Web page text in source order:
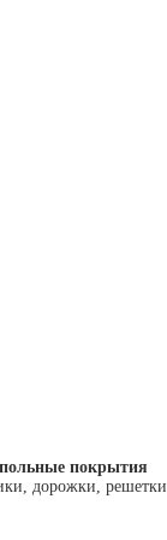
покрытия
дорожки, решетки.